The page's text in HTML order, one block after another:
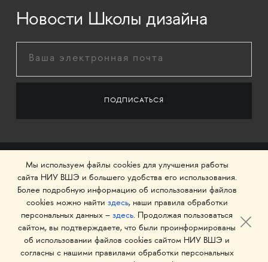
Новости Школы дизайна
© 1993–2026 Национальный исследовательский
Мы используем файлы cookies для улучшения работы
сайта НИУ ВШЭ и большего удобства его использования.
Более подробную информацию об использовании файлов
cookies можно найти здесь, наши правила обработки
персональных данных – здесь. Продолжая пользоваться
сайтом, вы подтверждаете, что были проинформированы
об использовании файлов cookies сайтом НИУ ВШЭ и
согласны с нашими правилами обработки персональных